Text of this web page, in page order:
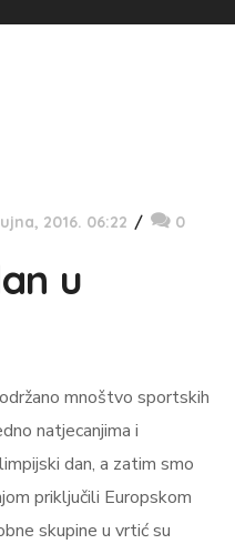
2016. 06:22 0
u
mnoštvo sportskih
natjecanjima i
dan, a zatim smo
priključili Europskom
skupine u vrtić su